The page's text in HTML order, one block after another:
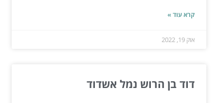
קרא עוד »
אוק 19, 2022
דוד בן הרוש נמל אשדוד